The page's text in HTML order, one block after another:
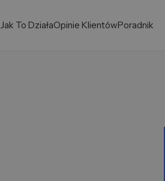
Jak To DziałaOpinie KlientówPoradnik